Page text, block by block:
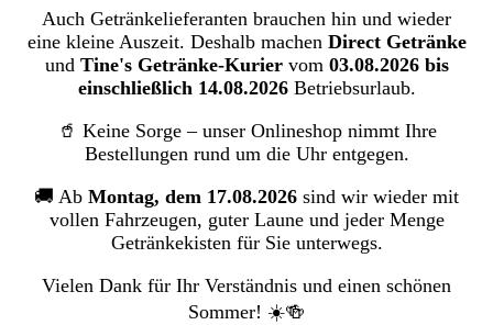
Bildergalerie überspringen
Auch Getränkelieferanten brauchen hin und wieder
eine kleine Auszeit. Deshalb machen Direct Getränke
und Tine's Getränke-Kuriervom 03.08.2026 bis
einschließlich 14.08.2026Betriebsurlaub.
🥤 Keine Sorge – unser Onlineshop nimmt Ihre
Bestellungen rund um die Uhr entgegen.
🚚 Ab Montag, dem 17.08.2026 sind wir wieder mit
vollen Fahrzeugen, guter Laune und jeder Menge
Getränkekisten für Sie unterwegs.
Vielen Dank für Ihr Verständnis und einen schönen
Sommer! ☀️🍻